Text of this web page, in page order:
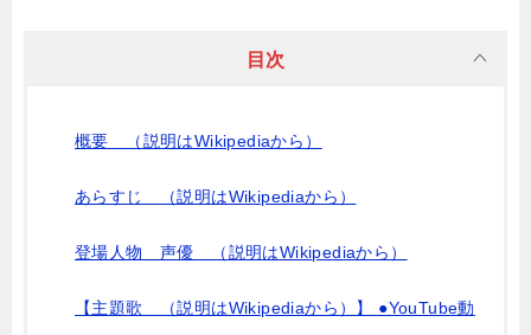
目次
概要 （説明はWikipediaから）
あらすじ （説明はWikipediaから）
登場人物 声優 （説明はWikipediaから）
【主題歌 （説明はWikipediaから）】 ●YouTube動